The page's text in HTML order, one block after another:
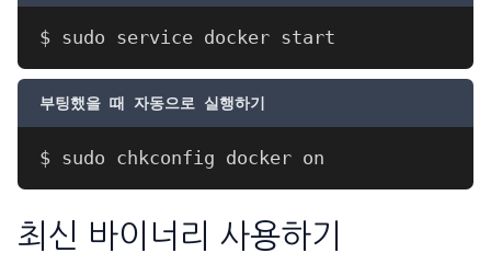
부팅했을 때 자동으로 실행하기
최신 바이너리 사용하기